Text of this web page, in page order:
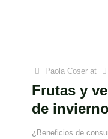
Paola Coser at
Frutas y
de invierno
¿Beneficios de